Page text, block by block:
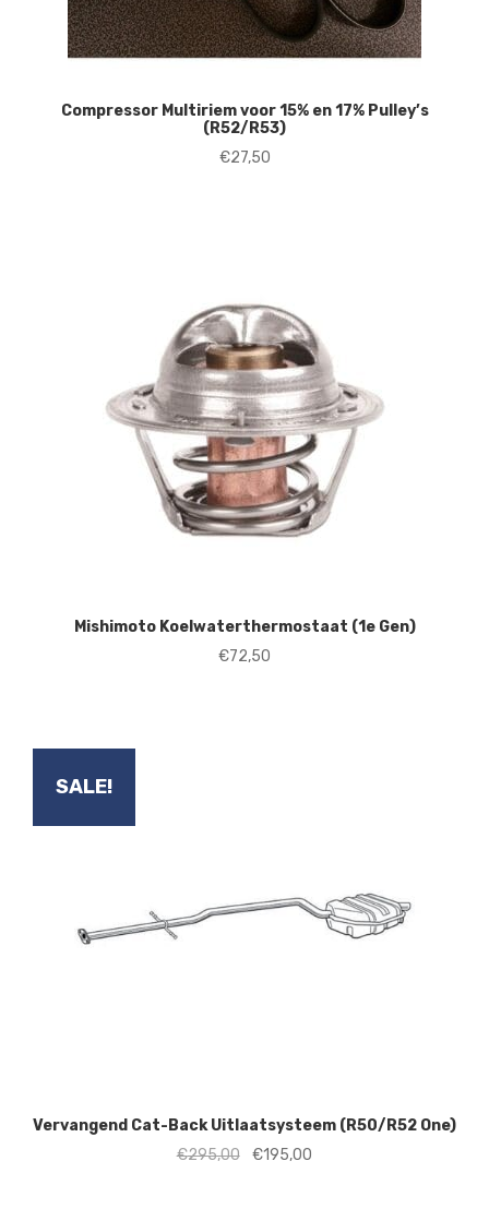
Compressor Multiriem voor 15% en 17% Pulley’s
(R52/R53)
€27,50
Mishimoto Koelwaterthermostaat (1e Gen)
€72,50
Vervangend Cat-Back Uitlaatsysteem (R50/R52 One)
SALE!
€295,00
Oorspronkelijke
€195,00